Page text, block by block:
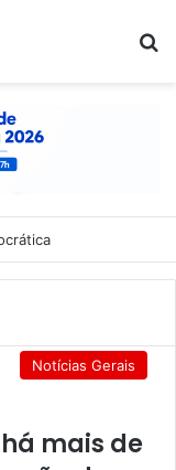
Notícias Gerais
mais de